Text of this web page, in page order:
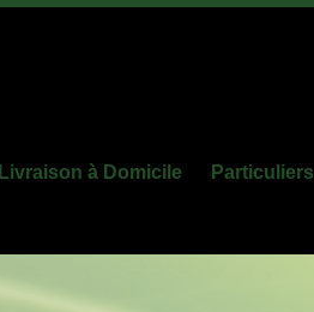
Livraison à Domicile Particuliers